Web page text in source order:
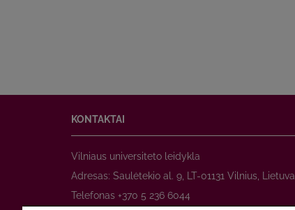
KONTAKTAI
Vilniaus universiteto leidykla
Adresas: Saulėtekio al. 9, LT-01131 Vilnius, Lietuva
Telefonas +370 5 236 6044